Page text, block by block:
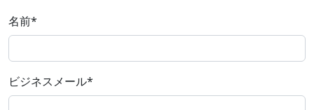
名前*
ビジネスメール*